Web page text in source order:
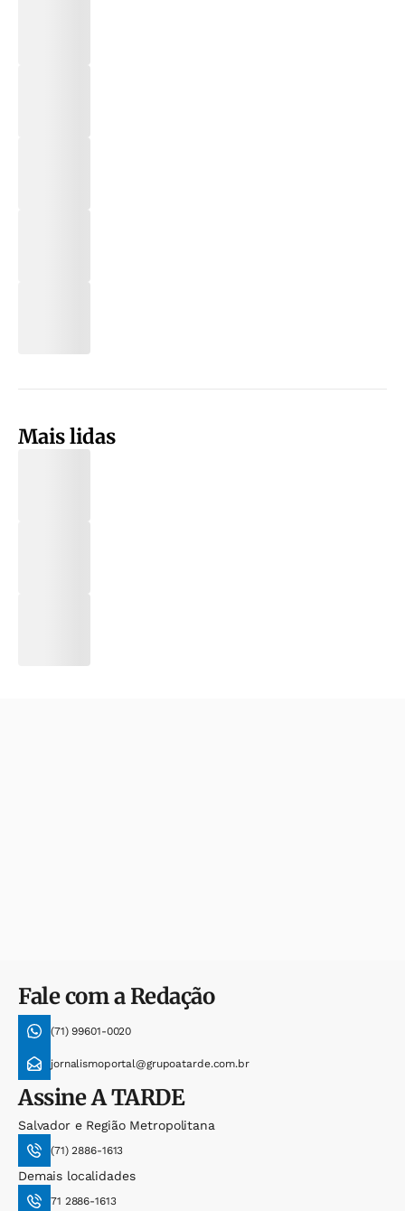
Mais lidas
Fale com a Redação
(71) 99601-0020
jornalismoportal@grupoatarde.com.br
AssineA TARDE
Salvador e Região Metropolitana
(71) 2886-1613
Demais localidades
71 2886-1613